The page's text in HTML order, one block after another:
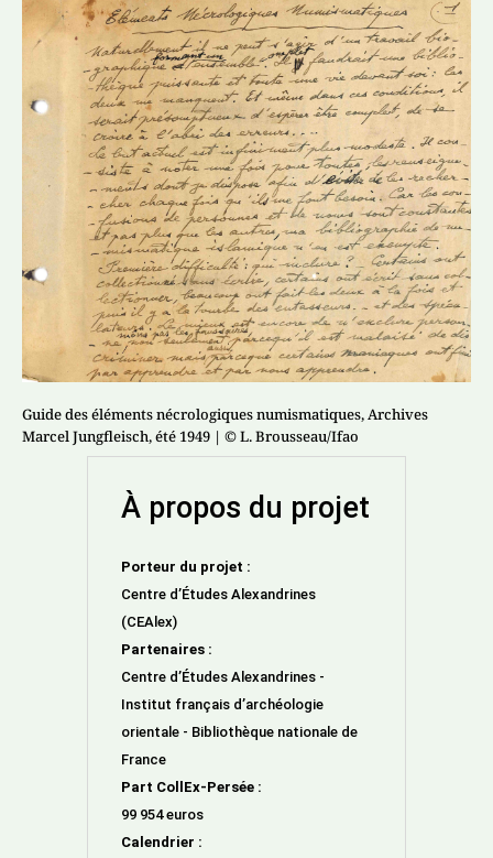
Guide des éléments nécrologiques numismatiques, Archives
Marcel Jungfleisch, été 1949 | © L. Brousseau/Ifao
À propos du projet
Porteur du projet :
Centre d’Études Alexandrines
(CEAlex)
Partenaires :
Centre d’Études Alexandrines -
Institut français d’archéologie
orientale - Bibliothèque nationale de
France
Part CollEx-Persée :
99 954 euros
Calendrier :